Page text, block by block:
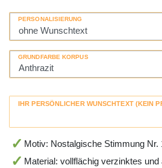
PERSONALISIERUNG
GRUNDFARBE KORPUS
IHR PERSÖNLICHER WUNSCHTEXT (KEIN
Motiv: Nostalgische Stimmung Nr.
Material: vollflächig verzinktes